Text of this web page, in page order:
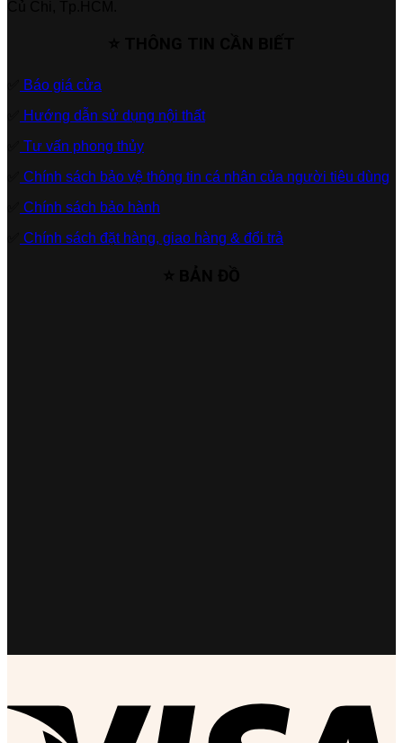
Báo giá cửa
Hướng dẫn sử dụng nội thất
Tư vấn phong thủy
Chính sách bảo vệ thông tin cá nhân của người tiêu dùng
Chính sách bảo hành
Chính sách đặt hàng, giao hàng & đổi trả